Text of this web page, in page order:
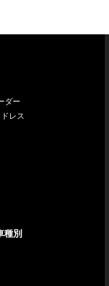
ダー
レス
種別